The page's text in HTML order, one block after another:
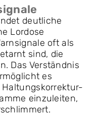
deutliche
Lordose
oft als
sind, die
Das Verständnis
es
einzuleiten,